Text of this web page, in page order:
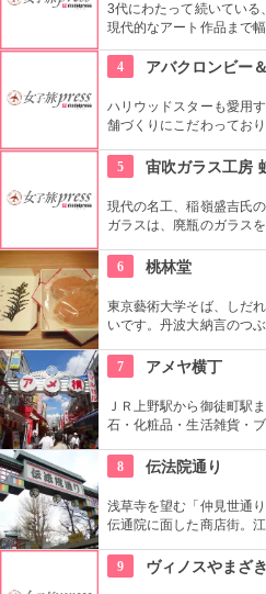
3代にわたって続いている
現代的なアート作品まで
を飲めば江戸気分を楽し
引き出物などにも最適。
4 アバクロンビー
ハリウッドスターも愛用
舗づくりにこだわってお
壁面を描き刺激的でエネ
る。
5 宙吹ガラス工房
現代の名工、稲嶺盛吉氏
ガラスは、廃瓶のガラス
るギャラリーでは盛吉氏
展示販売されている。な
6 桃林堂
東京藝術大学そば、しだ
いです。丹波大納言のつ
ます。お抹茶をいただき
7 アメヤ横丁
ＪＲ上野駅から御徒町駅
石・化粧品・生活雑貨・
叩き売りがある。
8 伝法院通り
浅草寺を望む「仲見世通
伝通院に面した商店街。
あります。多彩なお店が
す。
9 ヴィノスやまざき